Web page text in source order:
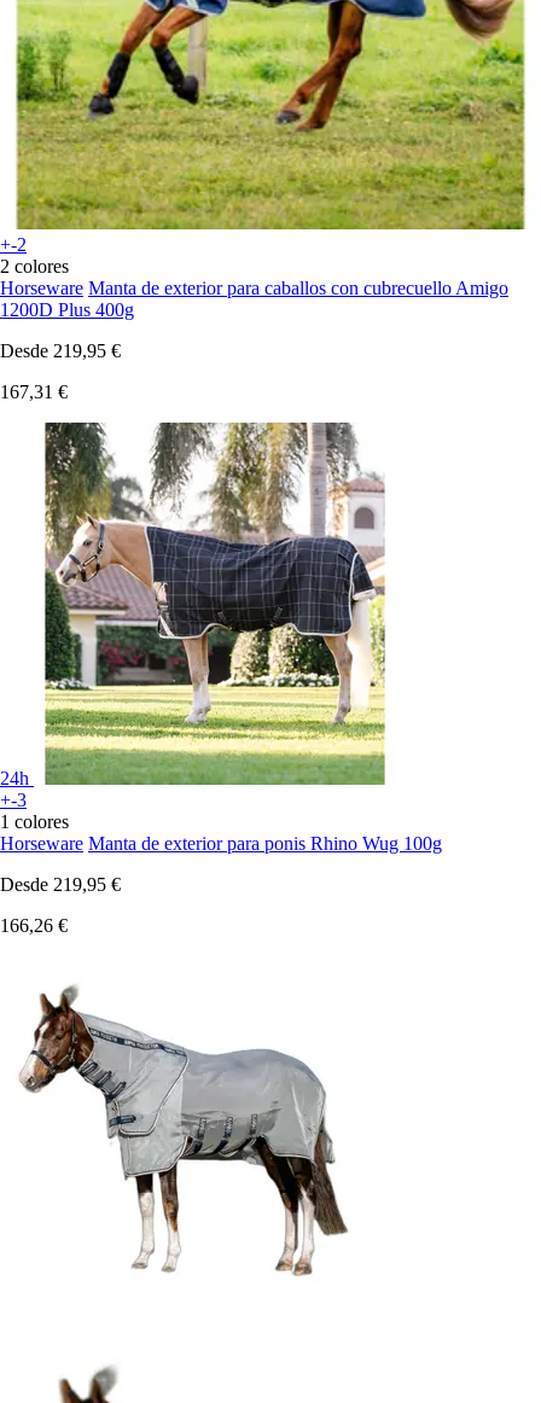
+-2
2 colores
Horseware Manta de exterior para caballos con cubrecuello Amigo
1200D Plus 400g
Desde 219,95 €
167,31 €
24h
+-3
1 colores
Horseware Manta de exterior para ponis Rhino Wug 100g
Desde 219,95 €
166,26 €